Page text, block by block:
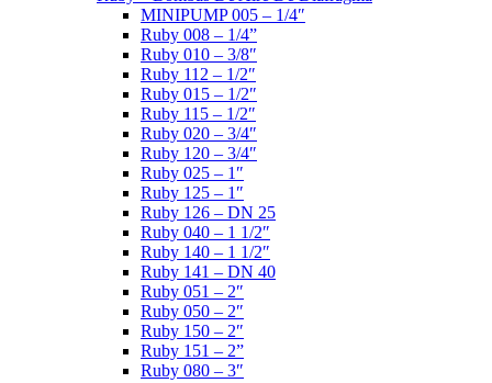
MINIPUMP 005 – 1/4″
Ruby 008 – 1/4”
Ruby 010 – 3/8″
Ruby 112 – 1/2″
Ruby 015 – 1/2″
Ruby 115 – 1/2″
Ruby 020 – 3/4″
Ruby 120 – 3/4″
Ruby 025 – 1″
Ruby 125 – 1″
Ruby 126 – DN 25
Ruby 040 – 1 1/2″
Ruby 140 – 1 1/2″
Ruby 141 – DN 40
Ruby 051 – 2″
Ruby 050 – 2″
Ruby 150 – 2″
Ruby 151 – 2”
Ruby 080 – 3″